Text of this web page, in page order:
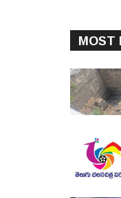
MOST